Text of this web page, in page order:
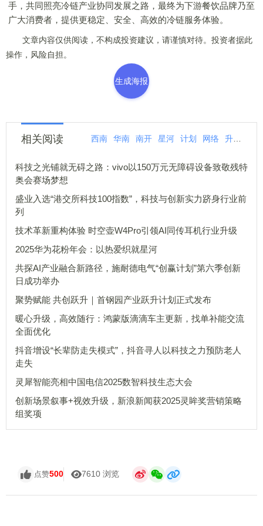
手，共同照亮冷链产业协同发展之路，最终为下游餐饮品牌乃至
广大消费者，提供更稳定、安全、高效的冷链服务体验。
文章内容仅供阅读，不构成投资建议，请谨慎对待。投资者据此
操作，风险自担。
生成海报
相关阅读 西南 华南 南开 星河 计划 网络 升级
科技之光铺就无碍之路：vivo以150万元无障碍设备致敬残特
奥会赛场梦想
盛业入选“港交所科技100指数”，科技与创新实力跻身行业前
列
技术革新重构体验 时空壶W4Pro引领AI同传耳机行业升级
2025华为花粉年会：以热爱织就星河
共探AI产业融合新路径，施耐德电气“创赢计划”第六季创新
日成功举办
聚势赋能 共创跃升｜首钢园产业跃升计划正式发布
暖心升级，高效随行：鸿蒙版滴滴车主更新，找单补能交流
全面优化
抖音增设“长辈防走失模式”，抖音寻人以科技之力预防老人
走失
灵犀智能亮相中国电信2025数智科技生态大会
创新场景叙事+视效升级，新浪新闻获2025灵眸奖营销策略
组奖项
点赞500 7610 浏览